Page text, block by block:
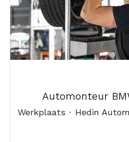
Automonteur
Werkplaats · Hedin